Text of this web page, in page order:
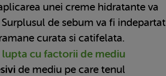
unei creme hidratante va
de sebum va fi indepartat
curata si catifelata.
cu factorii de mediu
de mediu pe care tenul